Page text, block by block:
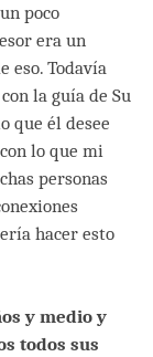
poco
era un
eso. Todavía
la guía de Su
que él desee
lo que mi
personas
hacer esto
y medio y
todos sus